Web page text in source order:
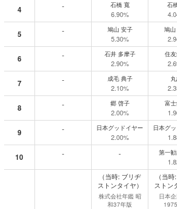
4 - 石橋 寬
6.90%
石
5 - 鳩山 安子
5.30%
鳩
6 - 石井 多摩子
2.90%
住
7 - 成毛 典子
2.10%
8 - 郷 啓子
2.00%
富
9 - 日本グッドイヤー
2.00%
日本グ
10 - - 第一
（当時: ブリヂ
ストンタイヤ）
株式会社年鑑 昭
和37年版
（当
ストン
日本